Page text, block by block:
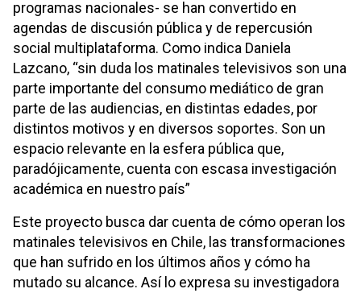
programas nacionales- se han convertido en
agendas de discusión pública y de repercusión
social multiplataforma. Como indica Daniela
Lazcano, “sin duda los matinales televisivos son una
parte importante del consumo mediático de gran
parte de las audiencias, en distintas edades, por
distintos motivos y en diversos soportes. Son un
espacio relevante en la esfera pública que,
paradójicamente, cuenta con escasa investigación
académica en nuestro país”
Este proyecto busca dar cuenta de cómo operan los
matinales televisivos en Chile, las transformaciones
que han sufrido en los últimos años y cómo ha
mutado su alcance. Así lo expresa su investigadora